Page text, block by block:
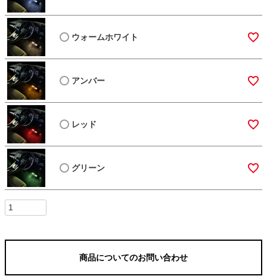
ウォームホワイト
アンバー
レッド
グリーン
商品についてのお問い合わせ